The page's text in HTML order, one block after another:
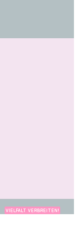
VIELFALT VERBREITEN!